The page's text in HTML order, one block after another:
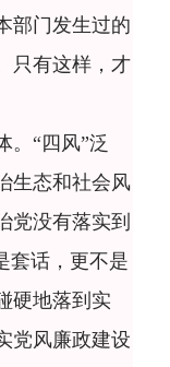
部门发生过的
只有这样，才
“四风”泛
生态和社会风
党没有落实到
套话，更不是
硬地落到实
党风廉政建设